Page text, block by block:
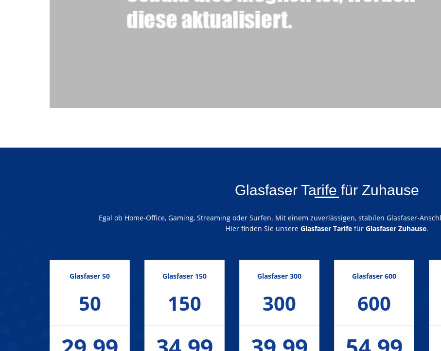
Glasfaser Tarife für Zuhause
Egal ob Home-Office, Gaming, Streaming oder Surfen. Mit einem zuverlässigen, stabilen Glasfaser-
Hier finden Sie unsere Glasfaser Tarifefür Glasfaser Zuhause.
Glasfaser 50
50
Glasfaser 150
150
Glasfaser 300
300
Glasfaser 600
600